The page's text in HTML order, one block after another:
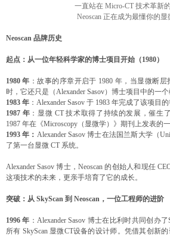
一直站在 Micro-CT 技术革新
Neoscan 正在成为最懂你的显
Neoscan 品牌历史
起点： 从一位年轻科学家的博士项目开始（1980）
1980 年 ：故事的序章开启于 1980 年，当显微断
时，它还只是（Alexander Sasov）博士项目中的一个
1983 年 ：Alexander Sasov 于 1983 年完成了该项目的
1987 年 ：显微 CT 技术取得了持续的发展，催生
1987 年在《Microscopy（显微学）》期刊上发表的
1993 年： Alexander Sasov 博士在法国兰斯大学（
了第一台显微 CT 系统。
Alexander Sasov 博士，Neoscan 的创始人和现任
这项技术的未来，更亲手培育了它的成长。
突破： 从 SkyScan 到 Neoscan，一位工程师的进阶
1996 年 ：Alexander Sasov 博士在比利时共同创办
所有 SkyScan 显微CT设备的设计师。凭借其创新